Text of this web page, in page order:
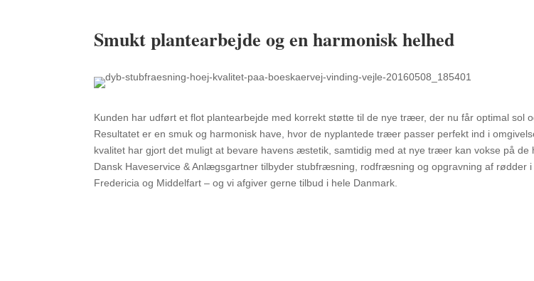
Smukt plantearbejde og en harmonisk helhed
Kunden har udført et flot plantearbejde med korrekt støtte til de nye træer, der nu får optimal sol
Resultatet er en smuk og harmonisk have, hvor de nyplantede træer passer perfekt ind i
kvalitet har gjort det muligt at bevare havens æstetik, samtidig med at nye træer kan vokse på de
Dansk Haveservice & Anlægsgartner tilbyder stubfræsning, rodfræsning og opgravning af rødder i
Fredericia og Middelfart – og vi afgiver gerne tilbud i hele Danmark.